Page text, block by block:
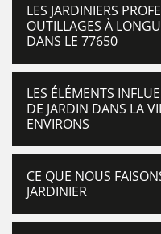
LES JARDINIERS
OUTILLAGES À
DANS LE 77650
LES ÉLÉMENTS
DE JARDIN DANS LA
ENVIRONS
CE QUE NOUS
JARDINIER